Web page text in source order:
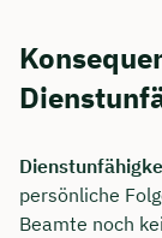
persönliche
Beamte noch